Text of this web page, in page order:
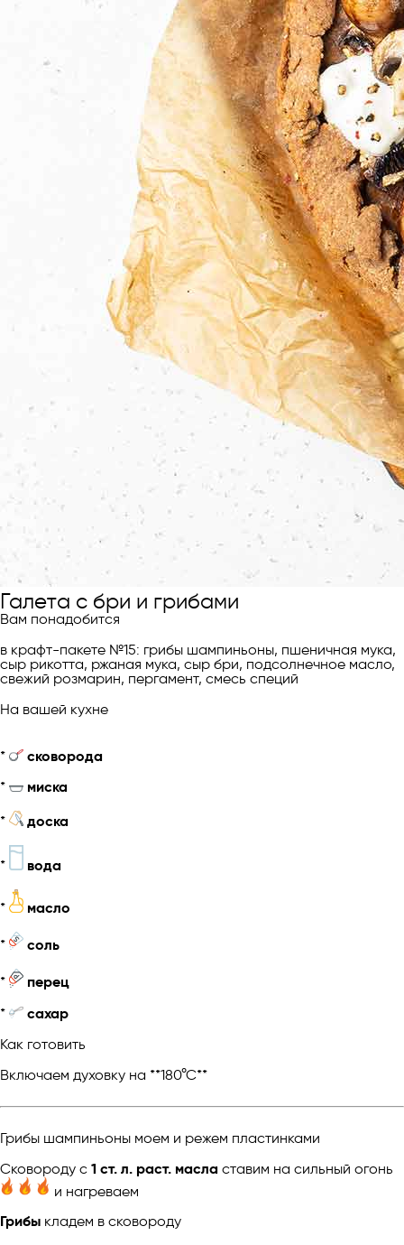
Галета с бри и грибами
Вам понадобится
в крафт-пакете №15: грибы шампиньоны, пшеничная мука,
сыр рикотта, ржаная мука, сыр бри, подсолнечное масло,
свежий розмарин, пергамент, смесь специй
На вашей кухне
*
сковорода
*
миска
*
доска
* вода
* масло
* соль
*
перец
*
сахар
Как готовить
Включаем духовку на **180°С**
Грибы шампиньоны моем и режем пластинками
Сковороду с 1 ст. л. раст. масла ставим на сильный огонь
и нагреваем
Грибы кладем в сковороду